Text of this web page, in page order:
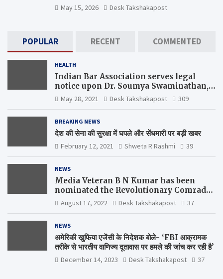
May 15, 2026 Desk Takshakapost
POPULAR RECENT COMMENTED
HEALTH
Indian Bar Association serves legal
notice upon Dr. Soumya Swaminathan,
the Chief Scientist, WHO
May 28, 2021 Desk Takshakapost 309
BREAKING NEWS
देश की सेना की सुरक्षा में घपले और सेंधमारी पर बड़ी खबर
February 12, 2021 Shweta R Rashmi 39
NEWS
Media Veteran B N Kumar has been
nominated the Revolutionary Comrade
Shiv Varma Media Award 2022-23
August 17, 2022 Desk Takshakapost 37
NEWS
अमेरिकी खुफिया एजेंसी के निदेशक बोले- ‘FBI आक्रामक
तरीके से भारतीय वाणिज्य दूतावास पर हमले की जांच कर रही है’
December 14, 2023 Desk Takshakapost 37